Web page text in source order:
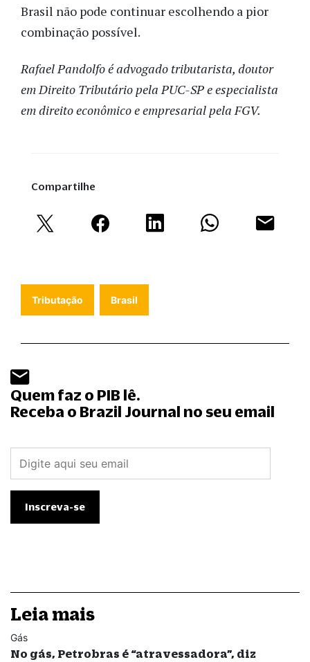
Brasil não pode continuar escolhendo a pior
combinação possível.
Rafael Pandolfo é advogado tributarista, doutor
em Direito Tributário pela PUC-SP e especialista
em direito econômico e empresarial pela FGV.
Compartilhe
Tributação Brasil
Quem faz o PIB lê.
Receba o Brazil Journal no seu email
Leia mais
Gás
No gás, Petrobras é “atravessadora”, diz